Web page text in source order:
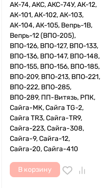
АК-74, АКС, АКС-74У, АК-12,
АК-101, АК-102, АК-103,
АК-104, АК-105, Вепрь-1В,
Вепрь-12 (ВПО-205),
ВПО-126, ВПО-127, ВПО-133,
ВПО-136, ВПО-147, ВПО-148,
ВПО-155, ВПО-156, ВПО-185,
ВПО-209, ВПО-213, ВПО-221,
ВПО-222, ВПО-285,
ВПО-289, ПП-Витязь, РПК,
Сайга-МК, Сайга TG-2,
Сайга TR3, Сайга-TR9,
Сайга-223, Сайга-308,
Сайга-9, Сайга-12,
Сайга-20, Сайга-410
В корзину